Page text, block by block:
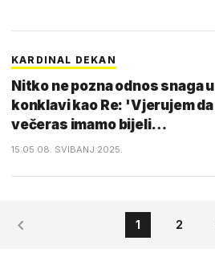
KARDINAL DEKAN
Nitko ne pozna odnos snaga u
konklavi kao Re: 'Vjerujem da
večeras imamo bijeli…
15:05 08. SVIBANJ 2025.
1 2